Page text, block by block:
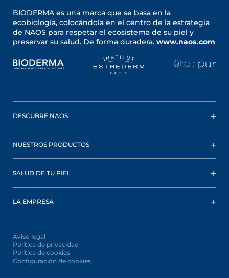
BIODERMA es una marca que se basa en la
ecobiología, colocándola en el centro de la estrategia
de NAOS para respetar el ecosistema de su piel y
preservar su salud. De forma duradera. www.naos.com
DESCUBRE NAOS
NUESTROS PRODUCTOS
SALUD DE TU PIEL
LA EMPRESA
Aviso legal
Política de privacidad
Política de cookies
Configuración de cookies